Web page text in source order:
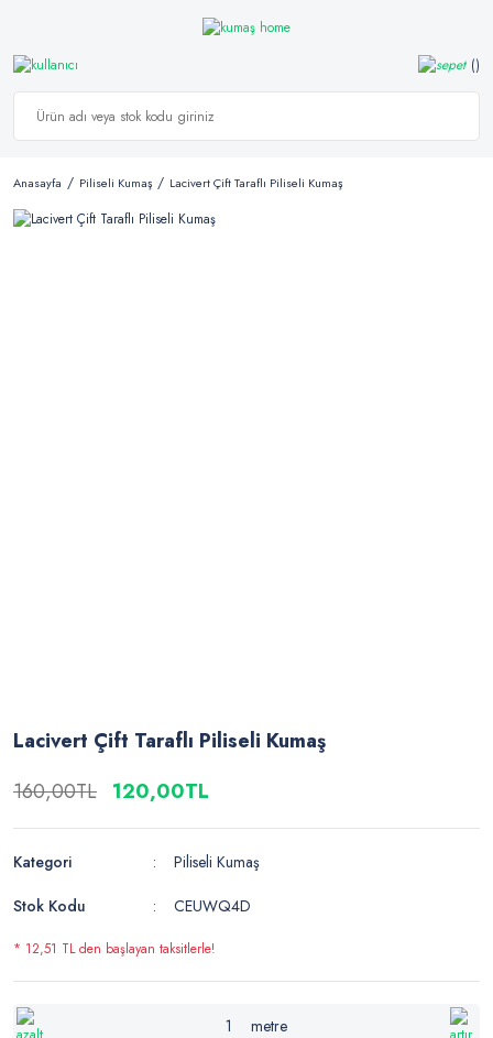
Anasayfa Piliseli Kumaş Lacivert Çift Taraflı Piliseli Kumaş
Lacivert Çift Taraflı Piliseli Kumaş
160,00TL 120,00TL
Kategori
Piliseli Kumaş
Stok Kodu
CEUWQ4D
* 12,51 TL den başlayan taksitlerle!
metre